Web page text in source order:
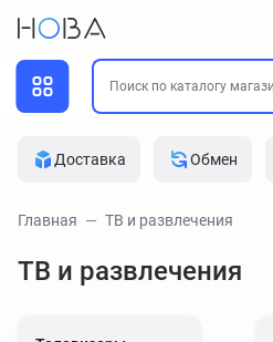
Доставка Обмен
Главная ТВ и развлечения
ТВ и развлечения